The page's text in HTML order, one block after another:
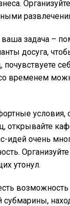
ваша задача –
досуга,
почувствуете
временем
открывайте
идей очень
утонул.